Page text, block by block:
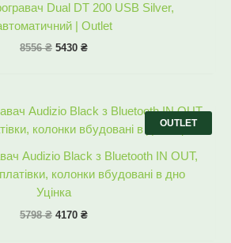
Dual DT 200 USB Silver,
| Outlet
8556₴ 5430 ₴
Audizio Black з Bluetooth IN OUT,
колонки вбудовані в дно
Уцінка
5798₴
Оригінальна
5798 ₴.
4170 ₴
Поточна
4170 ₴.
OUTLET